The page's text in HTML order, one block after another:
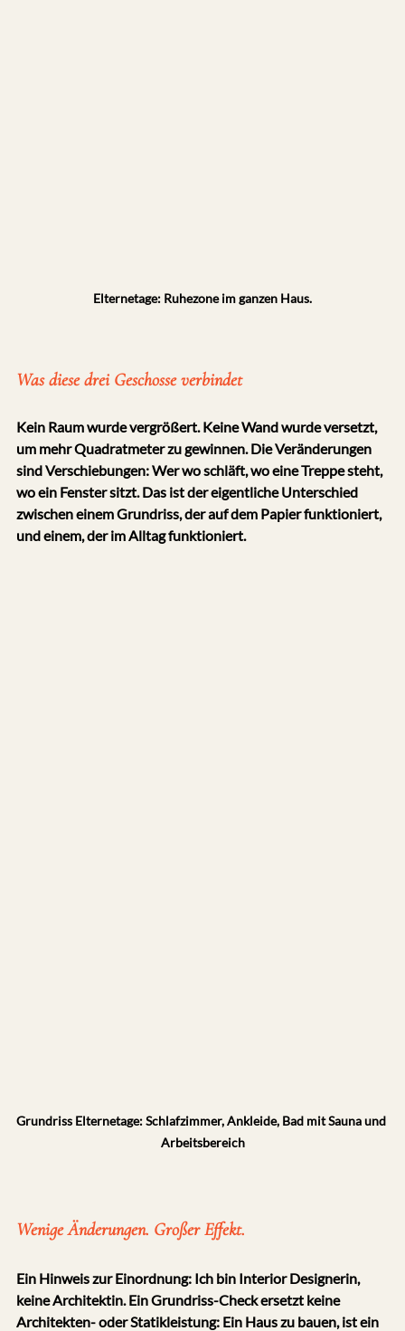
Elternetage: Ruhezone im ganzen Haus.
Was diese drei Geschosse verbindet
Kein Raum wurde vergrößert. Keine Wand wurde versetzt,
um mehr Quadratmeter zu gewinnen. Die Veränderungen
sind Verschiebungen: Wer wo schläft, wo eine Treppe steht,
wo ein Fenster sitzt. Das ist der eigentliche Unterschied
zwischen einem Grundriss, der auf dem Papier funktioniert,
und einem, der im Alltag funktioniert.
Grundriss Elternetage: Schlafzimmer, Ankleide, Bad mit Sauna und
Arbeitsbereich
Wenige Änderungen. Großer Effekt.
Ein Hinweis zur Einordnung: Ich bin Interior Designerin,
keine Architektin. Ein Grundriss-Check ersetzt keine
Architekten- oder Statikleistung: Ein Haus zu bauen, ist ein